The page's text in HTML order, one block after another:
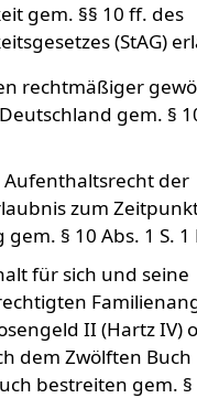
gem. §§ 10 ff. des
(StAG)
rechtmäßiger
gem. §
der
zum
§ 10 Abs. 1 S. 1
für sich und seine
II (Hartz IV)
dem Zwölften Buch
bestreiten gem. §